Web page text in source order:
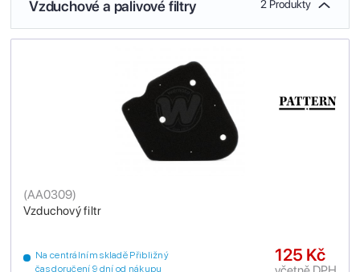
Vzduchové a palivové filtry 2 Produkty
Vzduchový filtr
(AA0309)
Na centrálním skladě Přibližný
čas doručení 9 dní od nákupu
125 Kč